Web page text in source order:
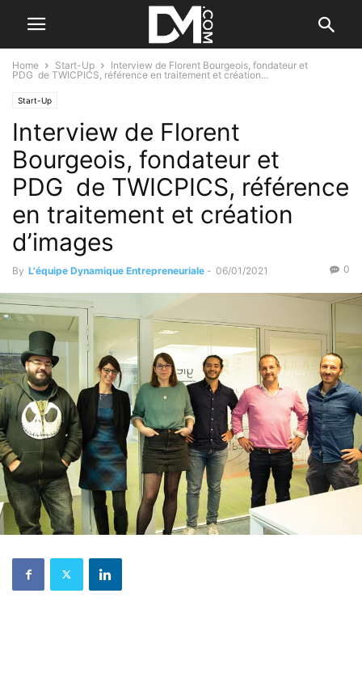
Home Start-Up
Interview de Florent Bourgeois, fondateur et
PDG de TWICPICS, référence en traitement et création...
Start-Up
Interview de Florent
Bourgeois, fondateur et
PDG de TWICPICS, référence
en traitement et création
d’images
By L'équipe Dynamique Entrepreneuriale - 06/01/2021 0